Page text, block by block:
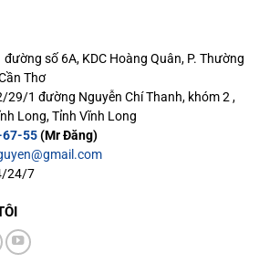
đường số 6A, KDC Hoàng Quân, P. Thường
Thơ
29/1 đường Nguyễn Chí Thanh, khóm 2 ,
Long, Tỉnh Vĩnh Long
55(Mr Đăng)
24/7